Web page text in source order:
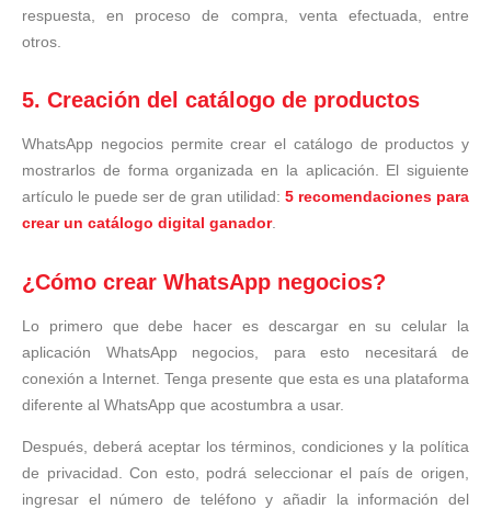
respuesta, en proceso de compra, venta efectuada, entre
otros.
5. Creación del catálogo de productos
WhatsApp negocios permite crear el catálogo de productos y
mostrarlos de forma organizada en la aplicación. El siguiente
artículo le puede ser de gran utilidad: 5 recomendaciones para
crear un catálogo digital ganador.
¿Cómo crear WhatsApp negocios?
Lo primero que debe hacer es descargar en su celular la
aplicación WhatsApp negocios, para esto necesitará de
conexión a Internet. Tenga presente que esta es una plataforma
diferente al WhatsApp que acostumbra a usar.
Después, deberá aceptar los términos, condiciones y la política
de privacidad. Con esto, podrá seleccionar el país de origen,
ingresar el número de teléfono y añadir la información del